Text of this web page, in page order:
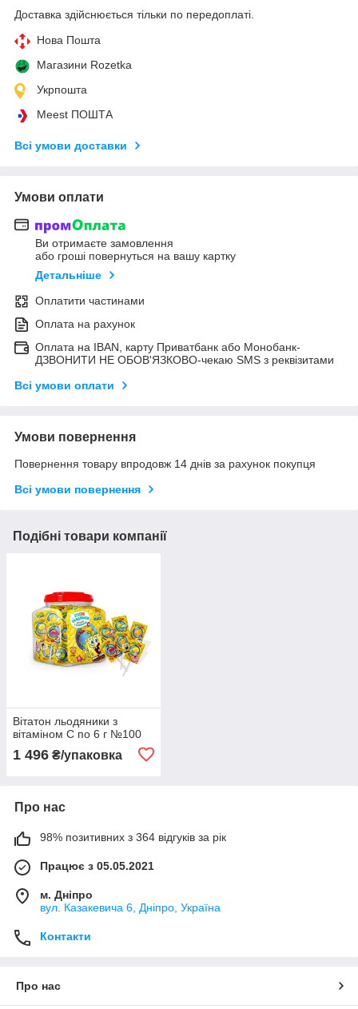
Доставка здійснюється тільки по передоплаті.
Нова Пошта
Магазини Rozetka
Укрпошта
Meest ПОШТА
Всі умови доставки
Умови оплати
Ви отримаєте замовлення
або гроші повернуться на вашу картку
Детальніше
Оплатити частинами
Оплата на рахунок
Оплата на IBAN, карту Приватбанк або Монобанк-
ДЗВОНИТИ НЕ ОБОВ'ЯЗКОВО-чекаю SMS з реквізитами
Всі умови оплати
Умови повернення
Повернення товару впродовж 14 днів за рахунок покупця
Всі умови повернення
Подібні товари компанії
Вітатон льодяники з
вітаміном С по 6 г №100
1 496 ₴/упаковка
Про нас
98% позитивних з 364 відгуків за рік
Працює з 05.05.2021
м. Дніпро
вул. Казакевича 6, Дніпро, Україна
Контакти
Про нас